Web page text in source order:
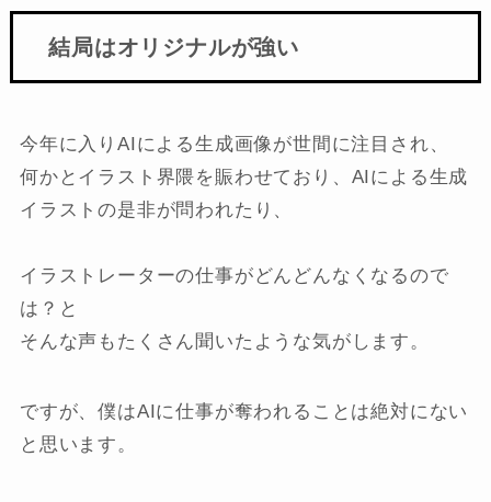
結局はオリジナルが強い
今年に入りAIによる生成画像が世間に注目され、
何かとイラスト界隈を賑わせており、AIによる生成
イラストの是非が問われたり、
イラストレーターの仕事がどんどんなくなるので
は？と
そんな声もたくさん聞いたような気がします。
ですが、僕はAIに仕事が奪われることは絶対にない
と思います。